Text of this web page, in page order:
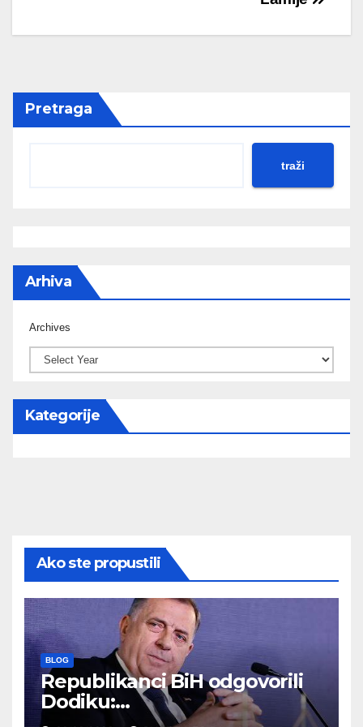
Pretraga
traži
Arhiva
Archives
Kategorije
Ako ste propustili
BLOG
Republikanci BiH odgovorili
Dodiku:
Bosanskohercegovačka